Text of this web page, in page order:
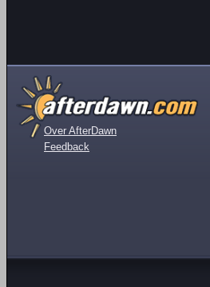
Over AfterDawn
Feedback